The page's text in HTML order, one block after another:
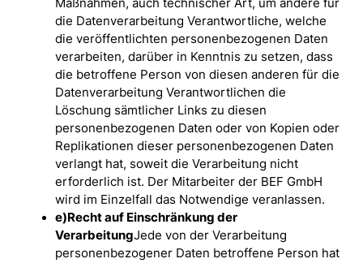
Maßnahmen, auch technischer Art, um andere für
die Datenverarbeitung Verantwortliche, welche
die veröffentlichten personenbezogenen Daten
verarbeiten, darüber in Kenntnis zu setzen, dass
die betroffene Person von diesen anderen für die
Datenverarbeitung Verantwortlichen die
Löschung sämtlicher Links zu diesen
personenbezogenen Daten oder von Kopien oder
Replikationen dieser personenbezogenen Daten
verlangt hat, soweit die Verarbeitung nicht
erforderlich ist. Der Mitarbeiter der BEF GmbH
wird im Einzelfall das Notwendige veranlassen.
e)Recht auf Einschränkung der
VerarbeitungJede von der Verarbeitung
personenbezogener Daten betroffene Person hat